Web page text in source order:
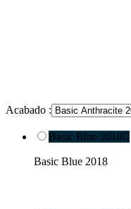
Acabado :
Basic Blue 2018
Basic Blue 2018